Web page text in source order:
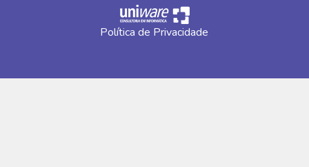
Política de Privacidade